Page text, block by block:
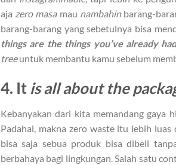
aja zero masamau nambahinbarang-
barang-barang yang sebetulnya bisa
things are the things you’ve already
treeuntuk membantu kamu sebelum
4. It is all about the
Kebanyakan dari kita memandang gaya
Padahal, makna zero waste itu lebih
bisa saja sebua produk bisa dibeli
berbahaya bagi lingkungan. Salah satu